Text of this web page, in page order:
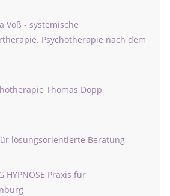
Voß - systemische
Psychotherapie nach dem
Thomas Dopp
lösungsorientierte Beratung
HYPNOSE Praxis für